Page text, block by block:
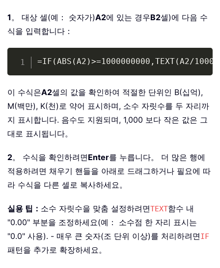
1。 대상 셀(예： 숫자가)A2에 있는 경우B2셀)에 다음 수
식을 입력합니다：
=IF(ABS(A2)>=1000000000,TEXT(A2/
Copy
이 수식은A2셀의 값을 확인하여 적절한 단위인 B(십억),
M(백만), K(천)로 약어 표시하며, 소수 자릿수를 두 자리까
지 표시합니다. 음수도 지원되며, 1,000 보다 작은 값은 그
대로 표시됩니다。
2。 수식을 확인하려면Enter를 누릅니다。 더 많은 행에
적용하려면 채우기 핸들을 아래로 드래그하거나 필요에 따
라 수식을 다른 셀로 복사하세요。
실용 팁： 소수 자릿수을 맞춤 설정하려면TEXT함수 내
"0.00" 부분을 조정하세요(예： 소수점 한 자리 표시는
"0.0" 사용). - 매우 큰 숫자(조 단위 이상)를 처리하려면IF
패턴을 추가로 확장하세요。